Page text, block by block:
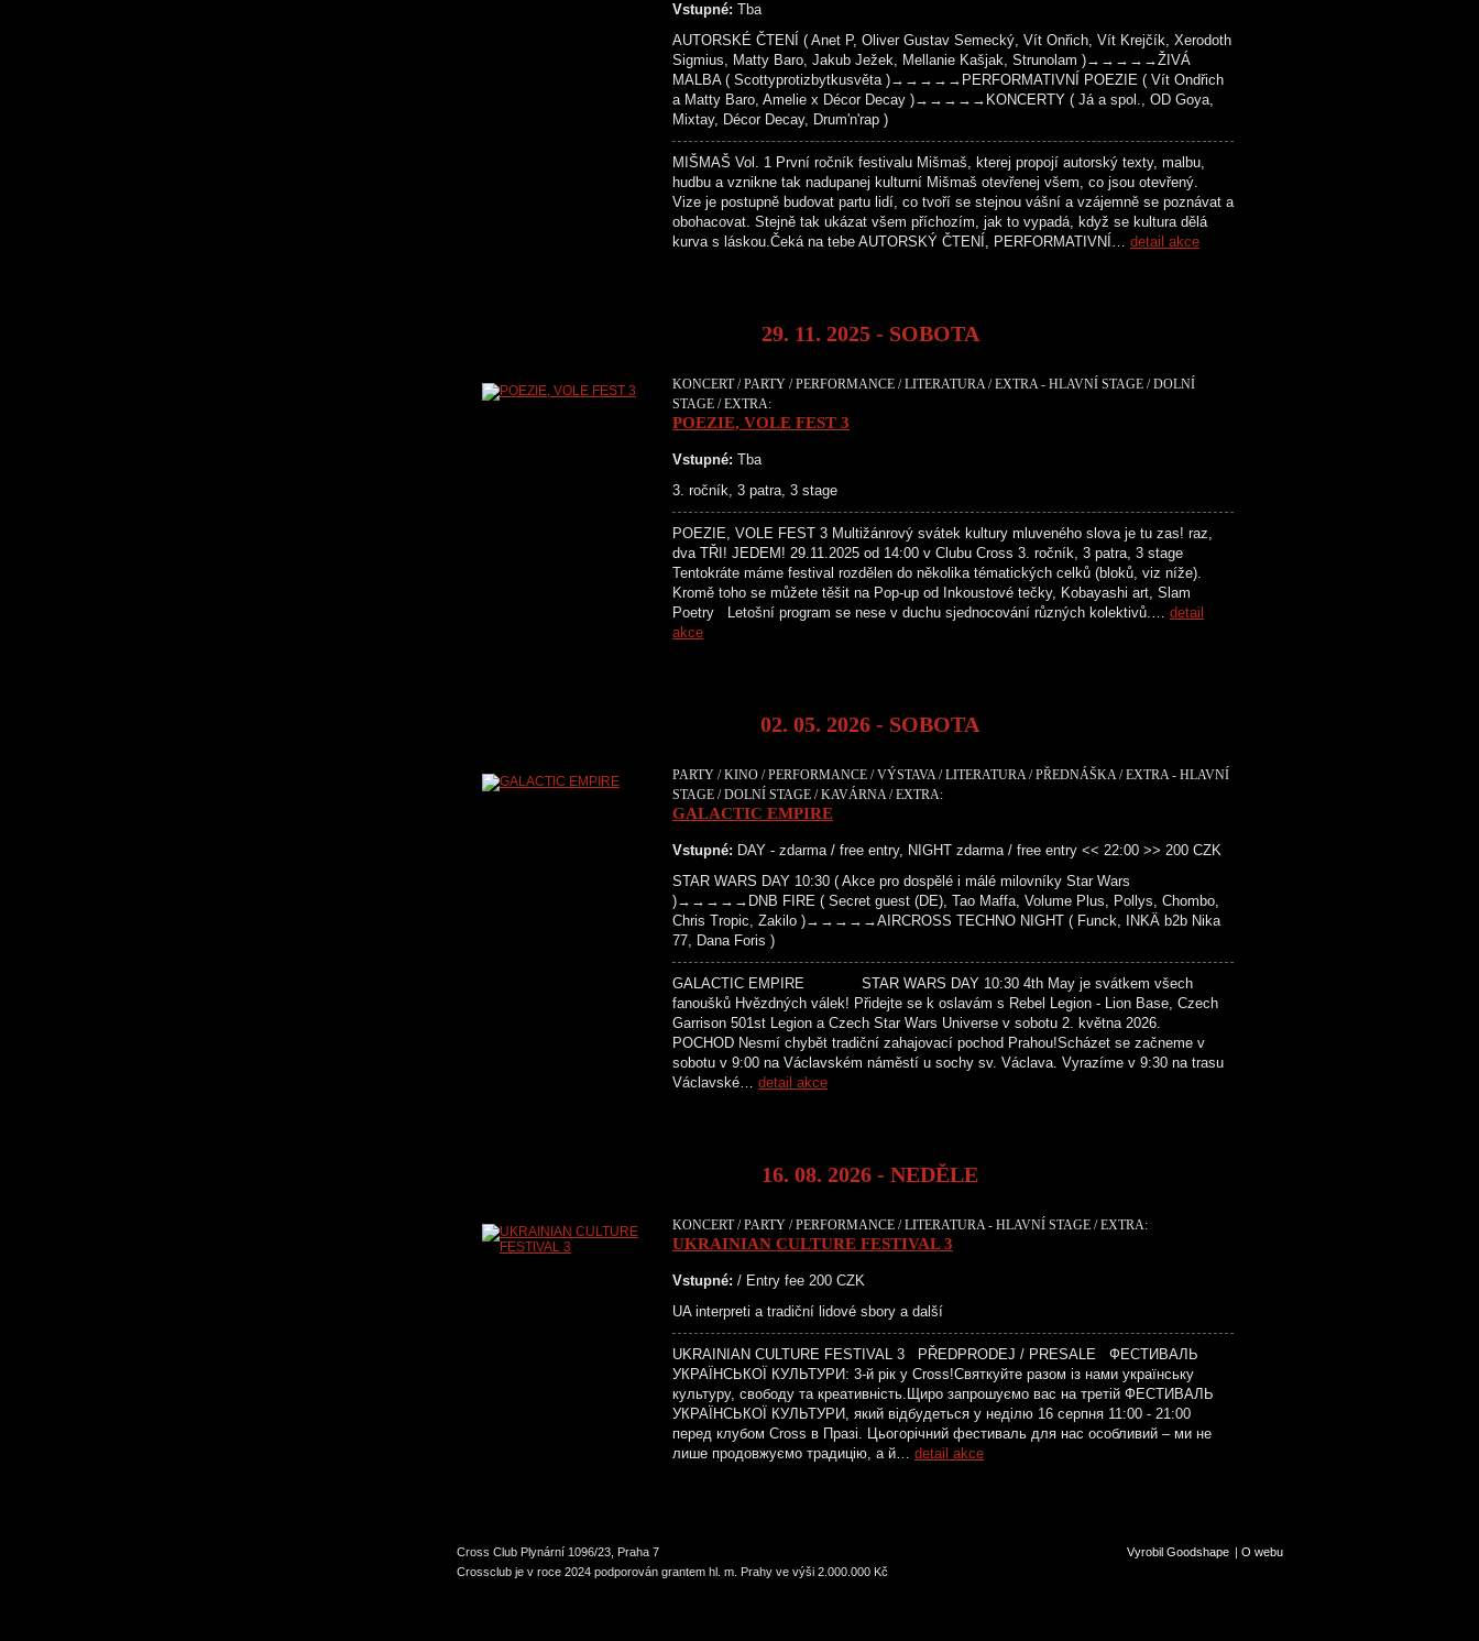
Vstupné: Tba
AUTORSKÉ ČTENÍ ( Anet P, Oliver Gustav Semecký, Vít Onřich, Vít Krejčík, Xerodoth
Sigmius, Matty Baro, Jakub Ježek, Mellanie Kašjak, Strunolam )→→→→→ŽIVÁ
MALBA ( Scottyprotizbytkusvěta )→→→→→PERFORMATIVNÍ POEZIE ( Vít Ondřich
a Matty Baro, Amelie x Décor Decay )→→→→→KONCERTY ( Já a spol., OD Goya,
Mixtay, Décor Decay, Drum'n'rap )
MIŠMAŠ Vol. 1 První ročník festivalu Mišmaš, kterej propojí autorský texty, malbu,
hudbu a vznikne tak nadupanej kulturní Mišmaš otevřenej všem, co jsou otevřený.
Vize je postupně budovat partu lidí, co tvoří se stejnou vášní a vzájemně se poznávat a
obohacovat. Stejně tak ukázat všem příchozím, jak to vypadá, když se kultura dělá
kurva s láskou.Čeká na tebe AUTORSKÝ ČTENÍ, PERFORMATIVNÍ… detail akce
29. 11. 2025 - SOBOTA
KONCERT / PARTY / PERFORMANCE / LITERATURA / EXTRA - HLAVNÍ STAGE / DOLNÍ
STAGE / EXTRA:
POEZIE, VOLE FEST 3
Vstupné: Tba
3. ročník, 3 patra, 3 stage
POEZIE, VOLE FEST 3 Multižánrový svátek kultury mluveného slova je tu zas! raz,
dva TŘI! JEDEM! 29.11.2025 od 14:00 v Clubu Cross 3. ročník, 3 patra, 3 stage
Tentokráte máme festival rozdělen do několika tématických celků (bloků, viz níže).
Kromě toho se můžete těšit na Pop-up od Inkoustové tečky, Kobayashi art, Slam
Poetry Letošní program se nese v duchu sjednocování různých kolektivů.… detail
akce
02. 05. 2026 - SOBOTA
PARTY / KINO / PERFORMANCE / VÝSTAVA / LITERATURA / PŘEDNÁŠKA / EXTRA - HLAVNÍ
STAGE / DOLNÍ STAGE / KAVÁRNA / EXTRA:
GALACTIC EMPIRE
Vstupné: DAY - zdarma / free entry, NIGHT zdarma / free entry << 22:00 >> 200 CZK
STAR WARS DAY 10:30 ( Akce pro dospělé i málé milovníky Star Wars
)→→→→→DNB FIRE ( Secret guest (DE), Tao Maffa, Volume Plus, Pollys, Chombo,
Chris Tropic, Zakilo )→→→→→AIRCROSS TECHNO NIGHT ( Funck, INKÄ b2b Nika
77, Dana Foris )
GALACTIC EMPIRE STAR WARS DAY 10:30 4th May je svátkem všech
fanoušků Hvězdných válek! Přidejte se k oslavám s Rebel Legion - Lion Base, Czech
Garrison 501st Legion a Czech Star Wars Universe v sobotu 2. května 2026.
POCHOD Nesmí chybět tradiční zahajovací pochod Prahou!Scházet se začneme v
sobotu v 9:00 na Václavském náměstí u sochy sv. Václava. Vyrazíme v 9:30 na trasu
Václavské… detail akce
16. 08. 2026 - NEDĚLE
KONCERT / PARTY / PERFORMANCE / LITERATURA - HLAVNÍ STAGE / EXTRA:
UKRAINIAN CULTURE FESTIVAL 3
Vstupné: / Entry fee 200 CZK
UA interpreti a tradiční lidové sbory a další
UKRAINIAN CULTURE FESTIVAL 3 PŘEDPRODEJ / PRESALE ФЕСТИВАЛЬ
УКРАЇНСЬКОЇ КУЛЬТУРИ: 3-й рік у Cross!Святкуйте разом із нами українську
культуру, свободу та креативність.Щиро запрошуємо вас на третій ФЕСТИВАЛЬ
УКРАЇНСЬКОЇ КУЛЬТУРИ, який відбудеться у неділю 16 серпня 11:00 - 21:00
перед клубом Cross в Празі. Цьогорічний фестиваль для нас особливий – ми не
лише продовжуємо традицію, а й… detail akce
Cross Club Plynární 1096/23, Praha 7 Vyrobil Goodshape | O webu
Crossclub je v roce 2024 podporován grantem hl. m. Prahy ve výši 2.000.000 Kč